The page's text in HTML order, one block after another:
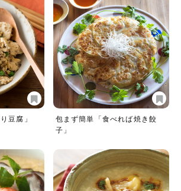
豆腐」
包まず簡単「食べれば焼き餃
子」